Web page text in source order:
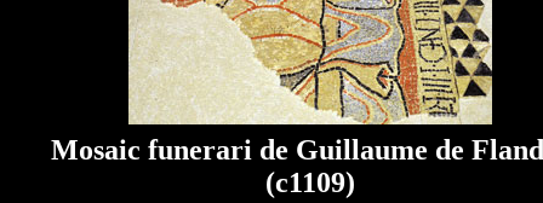
Mosaic funerari de Guillaume de
(c1109)